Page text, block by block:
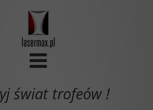
świat trofeów !